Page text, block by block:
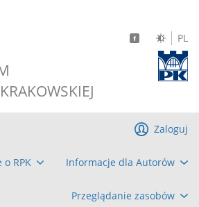
PL
RPK Informacje dla Autorów
Przeglądanie zasobów
Zaloguj